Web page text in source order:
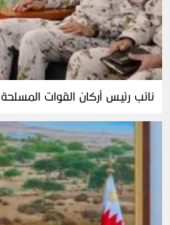
نائب رئيس أركان القوات